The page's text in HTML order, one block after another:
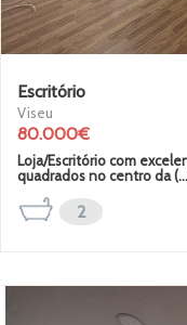
Escritório
Viseu
80.000€
Loja/Escritório com
quadrados no centro da
2